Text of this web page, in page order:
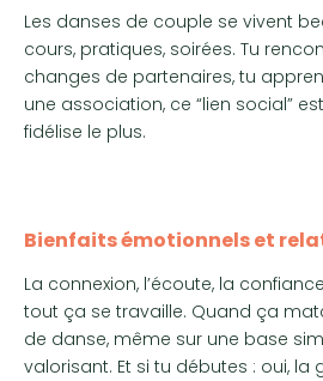
Les danses de couple se vivent
cours, pratiques, soirées. Tu
changes de partenaires, tu
une association, ce “lien social”
fidélise le plus.
Bienfaits émotionnels et
La connexion, l’écoute, la
tout ça se travaille. Quand ça
de danse, même sur une base
valorisant. Et si tu débutes : oui, la